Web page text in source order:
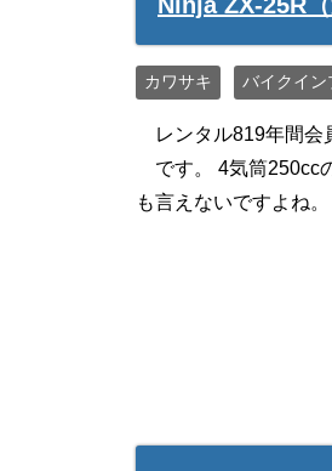
カワサキ バイクイン
レンタル819年間
です。 4気筒250cc
も言えないですよね